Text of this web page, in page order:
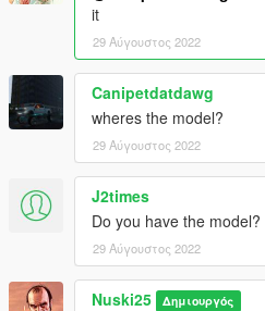
it
29 Αύγουστος 2022
Canipetdatdawg
wheres the model?
29 Αύγουστος 2022
J2times
Do you have the model?
29 Αύγουστος 2022
Nuski25 Δημιουργός